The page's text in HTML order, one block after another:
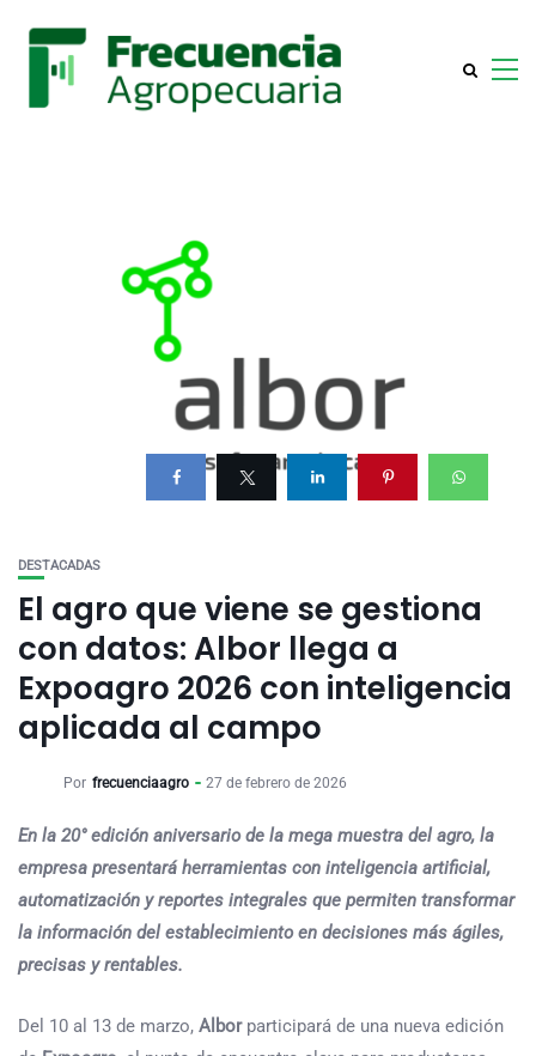
DESTACADAS
El agro que viene se gestiona
con datos: Albor llega a
Expoagro 2026 con inteligencia
aplicada al campo
Por frecuenciaagro 27 de febrero de 2026
En la 20° edición aniversario de la mega muestra del agro, la
empresa presentará herramientas con inteligencia artificial,
automatización y reportes integrales que permiten transformar
la información del establecimiento en decisiones más ágiles,
precisas y rentables.
Del 10 al 13 de marzo, Alborparticipará de una nueva edición